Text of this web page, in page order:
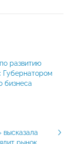
развитию
Губернатором
бизнеса
рынок